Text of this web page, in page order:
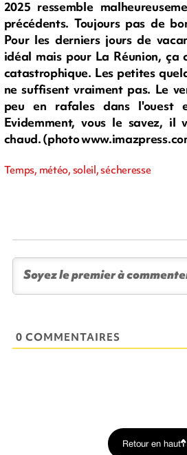
2025 ressemble
précédents. Toujours pas de
Pour les derniers jours de
idéal mais pour La Réunion, ça
catastrophique. Les petites
ne suffisent vraiment pas. Le
peu en rafales dans l'ouest
Evidemment, vous le savez, il
chaud. (photo
Temps, météo, soleil, sécheresse
0 COMMENTAIRES
Retour en haut